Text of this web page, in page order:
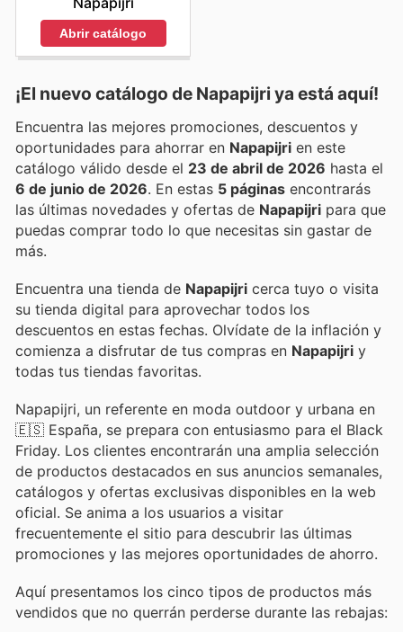
Abrir catálogo
¡El nuevo catálogo de Napapijri ya está aquí!
Encuentra las mejores promociones, descuentos y
oportunidades para ahorrar en Napapijri en este
catálogo válido desde el 23 de abril de 2026 hasta el
6 de junio de 2026 . En estas 5 páginas encontrarás
las últimas novedades y ofertas de Napapijri para que
puedas comprar todo lo que necesitas sin gastar de
más.
Encuentra una tienda de Napapijri cerca tuyo o visita
su tienda digital para aprovechar todos los
descuentos en estas fechas. Olvídate de la inflación y
comienza a disfrutar de tus compras en Napapijri y
todas tus tiendas favoritas.
Napapijri, un referente en moda outdoor y urbana en
🇪🇸 España, se prepara con entusiasmo para el Black
Friday. Los clientes encontrarán una amplia selección
de productos destacados en sus anuncios semanales,
catálogos y ofertas exclusivas disponibles en la web
oficial. Se anima a los usuarios a visitar
frecuentemente el sitio para descubrir las últimas
promociones y las mejores oportunidades de ahorro.
Aquí presentamos los cinco tipos de productos más
vendidos que no querrán perderse durante las rebajas: